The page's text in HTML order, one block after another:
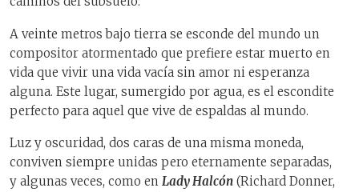
A veinte metros bajo tierra se esconde del mundo un
compositor atormentado que prefiere estar muerto en
vida que vivir una vida vacía sin amor ni esperanza
alguna. Este lugar, sumergido por agua, es el escondite
perfecto para aquel que vive de espaldas al mundo.
Luz y oscuridad, dos caras de una misma moneda,
conviven siempre unidas pero eternamente separadas,
y algunas veces, como en Lady Halcón (Richard Donner,